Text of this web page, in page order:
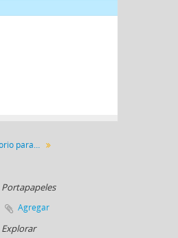
Originales y material preparatorio para publicaciones
Portapapeles
Agregar
Explorar